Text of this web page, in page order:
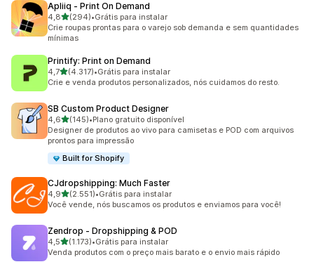
Apliiq ‑ Print On Demand
4,8de 5 estrelas
(294)
294 avaliações ao todo
•Grátis para instalar
Crie roupas prontas para o varejo sob demanda e sem quantidades
mínimas
Printify: Print on Demand
4,7de 5 estrelas
(4.317)
4317 avaliações ao todo
•Grátis para instalar
Crie e venda produtos personalizados, nós cuidamos do resto.
SB Custom Product Designer
4,6de 5 estrelas
(145)
145 avaliações ao todo
•Plano gratuito disponível
Designer de produtos ao vivo para camisetas e POD com arquivos
prontos para impressão
Built for Shopify
CJdropshipping: Much Faster
4,9de 5 estrelas
(2.551)
2551 avaliações ao todo
•Grátis para instalar
Você vende, nós buscamos os produtos e enviamos para você!
Zendrop ‑ Dropshipping & POD
4,5de 5 estrelas
(1.173)
1173 avaliações ao todo
•Grátis para instalar
Venda produtos com o preço mais barato e o envio mais rápido